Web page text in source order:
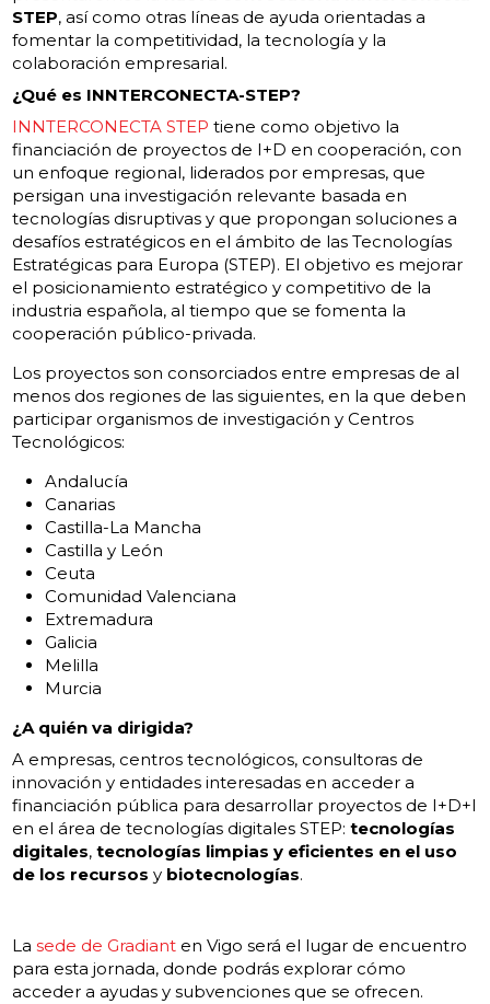
STEP, así como otras líneas de ayuda orientadas a
fomentar la competitividad, la tecnología y la
colaboración empresarial.
¿Qué es INNTERCONECTA-STEP?
INNTERCONECTA STEP tiene como objetivo la
financiación de proyectos de I+D en cooperación, con
un enfoque regional, liderados por empresas, que
persigan una investigación relevante basada en
tecnologías disruptivas y que propongan soluciones a
desafíos estratégicos en el ámbito de las Tecnologías
Estratégicas para Europa (STEP). El objetivo es mejorar
el posicionamiento estratégico y competitivo de la
industria española, al tiempo que se fomenta la
cooperación público-privada.
Los proyectos son consorciados entre empresas de al
menos dos regiones de las siguientes, en la que deben
participar organismos de investigación y Centros
Tecnológicos:
Andalucía
Canarias
Castilla-La Mancha
Castilla y León
Ceuta
Comunidad Valenciana
Extremadura
Galicia
Melilla
Murcia
¿A quién va dirigida?
A empresas, centros tecnológicos, consultoras de
innovación y entidades interesadas en acceder a
financiación pública para desarrollar proyectos de I+D+I
en el área de tecnologías digitales STEP:tecnologías
digitales,tecnologías limpias y eficientes en el uso
de los recursos y biotecnologías.
Lasede de Gradiant en Vigo será el lugar de encuentro
para esta jornada, donde podrás explorar cómo
acceder a ayudas y subvenciones que se ofrecen.